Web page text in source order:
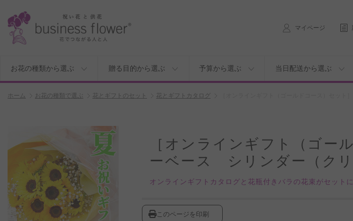
マイページ
お花の種類から選ぶ 贈る目的から選ぶ 予算から選ぶ 当日配送から選ぶ
ホーム お花の種類で選ぶ 花とギフトのセット 花とギフトカタログ
［オンラインギフト（ゴー
ーベース シリンダー（ク
オンラインギフトカタログと花瓶付きバラの花束がセット
このページを印刷